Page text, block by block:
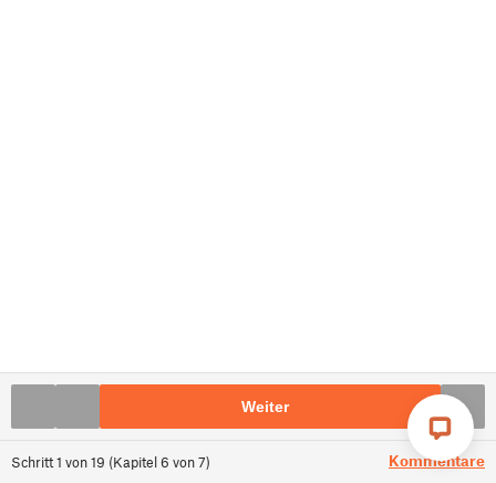
Schritt1 von19 (Kapitel6 von7) Kommentare
Weiter